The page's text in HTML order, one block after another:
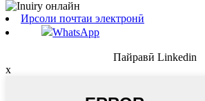
Ирсоли почтаи электронӣ
WhatsApp
Пайравӣ Linkedin
x